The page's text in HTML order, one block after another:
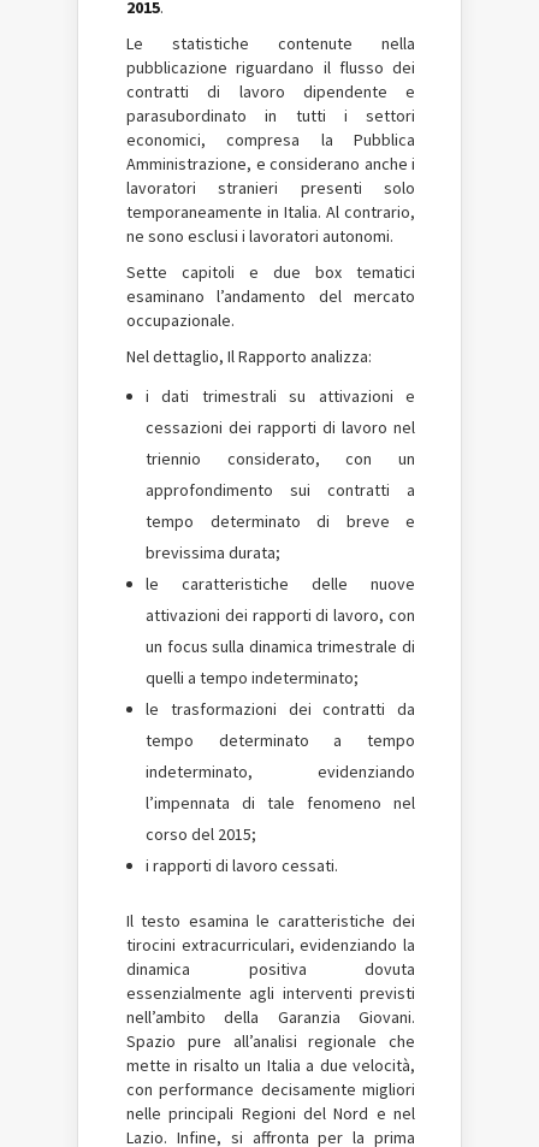
2015.
Le statistiche contenute nella
pubblicazione riguardano il flusso dei
contratti di lavoro dipendente e
parasubordinato in tutti i settori
economici, compresa la Pubblica
Amministrazione, e considerano anche i
lavoratori stranieri presenti solo
temporaneamente in Italia. Al contrario,
ne sono esclusi i lavoratori autonomi.
Sette capitoli e due box tematici
esaminano l’andamento del mercato
occupazionale.
Nel dettaglio, Il Rapporto analizza:
i dati trimestrali su attivazioni e
cessazioni dei rapporti di lavoro nel
triennio considerato, con un
approfondimento sui contratti a
tempo determinato di breve e
brevissima durata;
le caratteristiche delle nuove
attivazioni dei rapporti di lavoro, con
un focus sulla dinamica trimestrale di
quelli a tempo indeterminato;
le trasformazioni dei contratti da
tempo determinato a tempo
indeterminato, evidenziando
l’impennata di tale fenomeno nel
corso del 2015;
i rapporti di lavoro cessati.
Il testo esamina le caratteristiche dei
tirocini extracurriculari, evidenziando la
dinamica positiva dovuta
essenzialmente agli interventi previsti
nell’ambito della Garanzia Giovani.
Spazio pure all’analisi regionale che
mette in risalto un Italia a due velocità,
con performance decisamente migliori
nelle principali Regioni del Nord e nel
Lazio. Infine, si affronta per la prima